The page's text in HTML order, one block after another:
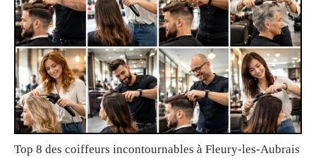
Top 8 des coiffeurs incontournables à Fleury-les-Aubrais